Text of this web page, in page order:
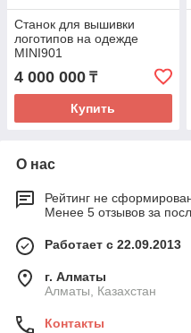
Станок для вышивки
логотипов на одежде
MINI901
4 000 000 ₸
Купить
О нас
Рейтинг не
Менее 5 отзывов за
Работает с 22.09.2013
г. Алматы
Алматы, Казахстан
Контакты